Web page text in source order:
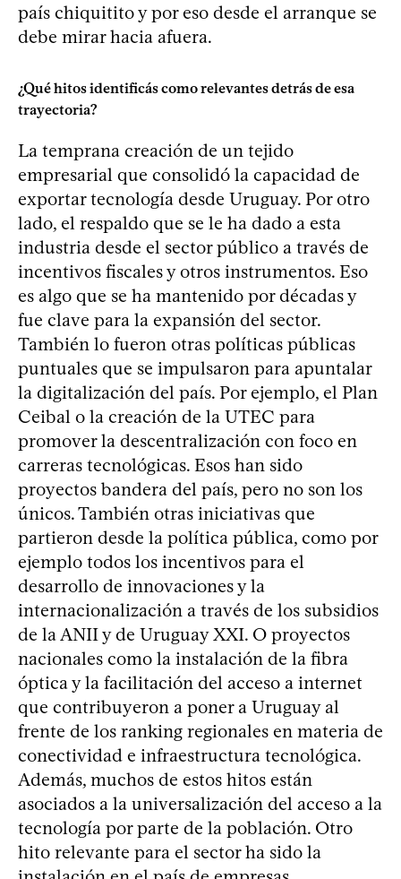
país chiquitito y por eso desde el arranque se
debe mirar hacia afuera.
¿Qué hitos identificás como relevantes detrás de esa
trayectoria?
La temprana creación de un tejido
empresarial que consolidó la capacidad de
exportar tecnología desde Uruguay. Por otro
lado, el respaldo que se le ha dado a esta
industria desde el sector público a través de
incentivos fiscales y otros instrumentos. Eso
es algo que se ha mantenido por décadas y
fue clave para la expansión del sector.
También lo fueron otras políticas públicas
puntuales que se impulsaron para apuntalar
la digitalización del país. Por ejemplo, el Plan
Ceibal o la creación de la UTEC para
promover la descentralización con foco en
carreras tecnológicas. Esos han sido
proyectos bandera del país, pero no son los
únicos. También otras iniciativas que
partieron desde la política pública, como por
ejemplo todos los incentivos para el
desarrollo de innovaciones y la
internacionalización a través de los subsidios
de la ANII y de Uruguay XXI. O proyectos
nacionales como la instalación de la fibra
óptica y la facilitación del acceso a internet
que contribuyeron a poner a Uruguay al
frente de los ranking regionales en materia de
conectividad e infraestructura tecnológica.
Además, muchos de estos hitos están
asociados a la universalización del acceso a la
tecnología por parte de la población. Otro
hito relevante para el sector ha sido la